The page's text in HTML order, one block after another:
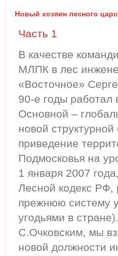
Новый хозяин лесного
Часть 1
В качестве
МЛПК в лес
«Восточное»
90-е годы
Основной –
новой
приведение
Подмосковья на
1 января 2007
Лесной кодекс РФ,
прежнюю систему
угодьями в
С.Очковским, мы
новой должности